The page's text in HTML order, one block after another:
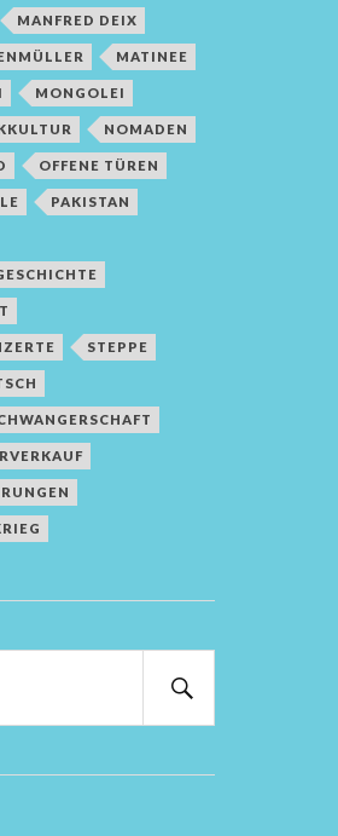
MANFRED DEIX
MATINEE
MONGOLEI
NOMADEN
OFFENE TÜREN
PAKISTAN
STEPPE